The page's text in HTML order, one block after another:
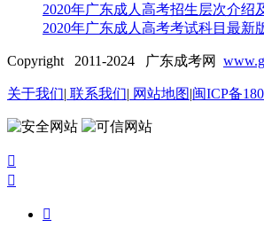
2020年广东成人高考招生层次介绍
2020年广东成人高考考试科目最新
Copyright 2011-2024 广东成考网
关于我们| 联系我们| 网站地图|闽ICP备


